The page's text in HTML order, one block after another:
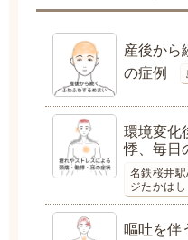
産後から
の症例
環境変化
悸、毎日
名鉄桜井
ジたかはし
嘔吐を伴